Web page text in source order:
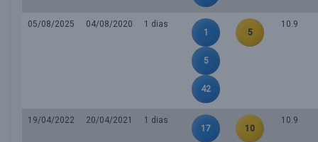
05/08/2025 04/08/2020
1 dias
1
5
42
5
10.9
19/04/2022 20/04/2021
1 dias
17
10
10.9